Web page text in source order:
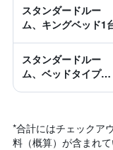
スタンダードルー
ム、キングベッド1
スタンダードルー
ム、ベッドタイプ情
*合計にはチェックア
料（概算）が含まれて